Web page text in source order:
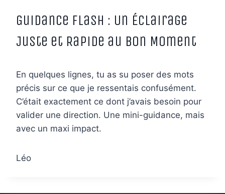
Guidance Flash : Un Éclairage
Juste et Rapide au Bon Moment
En quelques lignes, tu as su poser des mots
précis sur ce que je ressentais confusément.
C’était exactement ce dont j’avais besoin pour
valider une direction. Une mini-guidance, mais
avec un maxi impact.
Léo